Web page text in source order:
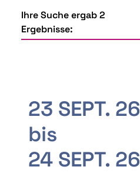
Ihre Suche ergab 2
Ergebnisse:
23 SEPT. 26
bis
24 SEPT. 26